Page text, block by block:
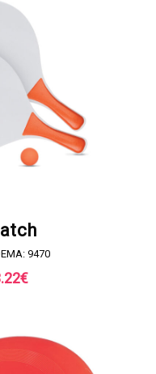
ΠΡΟΣΦΟΡΑ
9470
€